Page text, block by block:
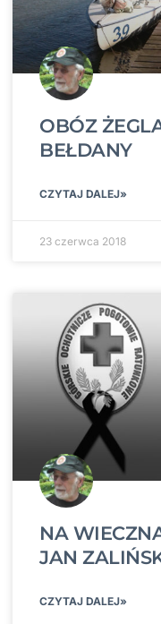
OBÓZ
BEŁDANY
CZYTAJ DALEJ»
23 czerwca 2018
NA
JAN
CZYTAJ DALEJ»